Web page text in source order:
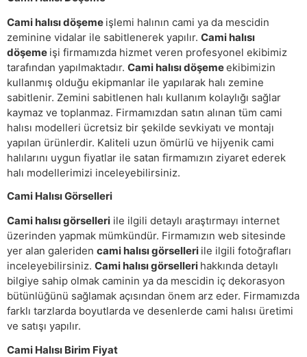
Cami halısı döşeme işlemi halının cami ya da mescidin
zeminine vidalar ile sabitlenerek yapılır. Cami halısı
döşeme işi firmamızda hizmet veren profesyonel ekibimiz
tarafından yapılmaktadır. Cami halısı döşemeekibimizin
kullanmış olduğu ekipmanlar ile yapılarak halı zemine
sabitlenir. Zemini sabitlenen halı kullanım kolaylığı sağlar
kaymaz ve toplanmaz. Firmamızdan satın alınan tüm cami
halısı modelleri ücretsiz bir şekilde sevkiyatı ve montajı
yapılan ürünlerdir. Kaliteli uzun ömürlü ve hijyenik cami
halılarını uygun fiyatlar ile satan firmamızın ziyaret ederek
halı modellerimizi inceleyebilirsiniz.
Cami Halısı Görselleri
Cami halısı görselleri ile ilgili detaylı araştırmayı internet
üzerinden yapmak mümkündür. Firmamızın web sitesinde
yer alan galeriden cami halısı görselleri ile ilgili fotoğrafları
inceleyebilirsiniz. Cami halısı görselleri hakkında detaylı
bilgiye sahip olmak caminin ya da mescidin iç dekorasyon
bütünlüğünü sağlamak açısından önem arz eder. Firmamızda
farklı tarzlarda boyutlarda ve desenlerde cami halısı üretimi
ve satışı yapılır.
Cami Halısı Birim Fiyat